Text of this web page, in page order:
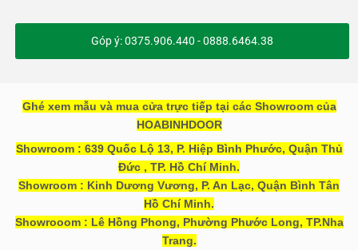
Góp ý: 0375.906.440 - 0888.6464.38
Ghé xem mẫu và mua cửa trực tiếp tại các Showroom của
HOABINHDOOR
Showroom : 639 Quốc Lộ 13, P. Hiệp Bình Phước, Quận Thủ
Đức , TP. Hồ Chí Minh.
Showroom : Kinh Dương Vương, P. An Lạc, Quận Bình Tân
Hồ Chí Minh.
Showrooom : Lê Hồng Phong, Phường Phước Long, TP.Nha
Trang.